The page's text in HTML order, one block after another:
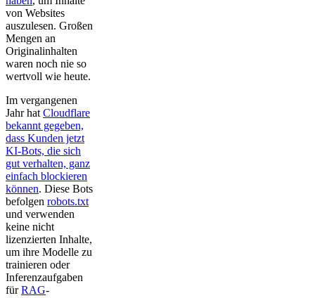
von Websites
auszulesen. Großen
Mengen an
Originalinhalten
waren noch nie so
wertvoll wie heute.
Im vergangenen
Jahr hat Cloudflare
bekannt gegeben,
dass Kunden jetzt
KI-Bots, die sich
gut verhalten, ganz
einfach blockieren
können. Diese Bots
befolgen robots.txt
und verwenden
keine nicht
lizenzierten Inhalte,
um ihre Modelle zu
trainieren oder
Inferenzaufgaben
fürRAG-